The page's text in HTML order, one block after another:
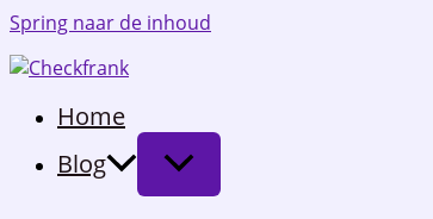
Spring naar de inhoud
Home
Blog